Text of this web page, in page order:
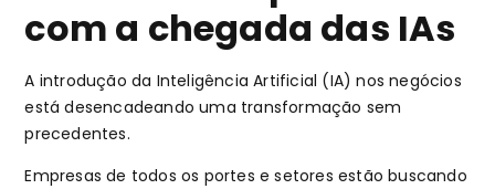
com a chegada das IAs
A introdução da Inteligência Artificial (IA) nos negócios
está desencadeando uma transformação sem
precedentes.
Empresas de todos os portes e setores estão buscando